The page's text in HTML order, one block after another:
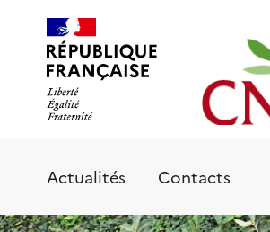
contenu
principal
Actualités Contacts